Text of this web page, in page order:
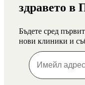
здравето в
Бъдете сред
нови клиники и